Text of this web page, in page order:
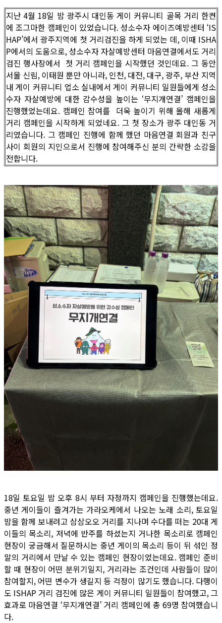
지난 4월 18일 밤 광주시 대인동 게이 커뮤니티 골목 거리 한켠
에 조그마한 캠페인이 있었습니다. 성소수자 에이즈예방센터 ‘IS
HAP’에서 광주지역에 첫 거리검진을 하게 되었는 데, 이때 ISHA
P에서의 도움으로, 성소수자 자살예방센터 마음연결에서도 거리
검진 행사장에서 첫 거리 캠페인을 시작했던 것인데요. 그 동안
서울 신림, 이태원 뿐만 아니라, 인천, 대전, 대구, 광주, 부산 지역
내 게이 커뮤니티 업소 실내에서 게이 커뮤니티 일원들에게 성소
수자 자살예방에 대한 감수성을 높이는 ‘무지개연결’ 캠페인을
진행했었는데요. 캠페인 참여를 더욱 높이기 위해 올해 새롭게
거리 캠페인을 시작하게 되었네요. 그 첫 장소가 광주 대인동 거
리였습니다. 그 캠페인 진행에 함께 했던 마음연결 회원과 친구
사이 회원의 지인으로서 진행에 참여해주신 분의 간략한 소감을
전합니다.
18일 토요일 밤 오후 8시 부터 자정까지 캠페인을 진행했는데요.
중년 게이들이 즐겨가는 가라오케에서 나오는 노래 소리, 토요일
밤을 함께 보내려고 삼삼오오 거리를 지나며 수다를 떠는 20대 게
이들의 목소리, 저녁에 반주를 하셨는지 거나한 목소리로 캠페인
현장이 궁금해서 질문하시는 중년 게이의 목소리 등이 뒤 섞인 정
말의 거리에서 만날 수 있는 캠페인 현장이었는데요. 캠페인 준비
할 때 현장이 어떤 분위기일지, 거리라는 조건인데 사람들이 많이
참여할지, 어떤 변수가 생길지 등 걱정이 많기도 했습니다. 다행이
도 ISHAP 거리 검진에 많은 게이 커뮤니티 일원들이 참여했고, 그
효과로 마음연결 ‘무지개연결’ 거리 캠페인에 총 69명 참여했습니
다.